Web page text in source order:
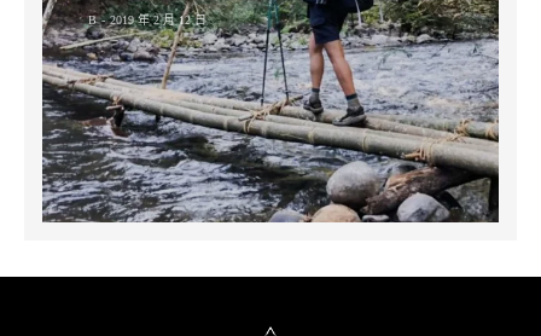
B 2019 年 2 月 12 日